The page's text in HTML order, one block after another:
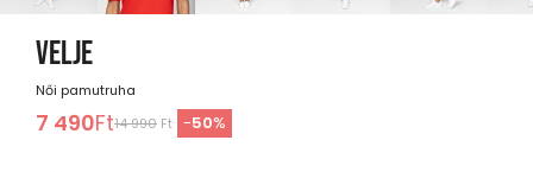
VELJE
Női pamutruha
7 490Ft14 990 Ft -50%